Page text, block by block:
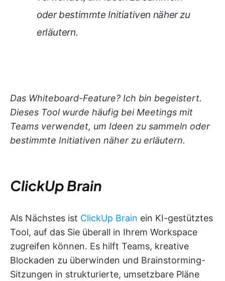
oder bestimmte Initiativen näher zu
erläutern.
Das Whiteboard-Feature? Ich bin begeistert.
Dieses Tool wurde häufig bei Meetings mit
Teams verwendet, um Ideen zu sammeln oder
bestimmte Initiativen näher zu erläutern.
ClickUp Brain
Als Nächstes ist ClickUp Brain ein KI-gestütztes
Tool, auf das Sie überall in Ihrem Workspace
zugreifen können. Es hilft Teams, kreative
Blockaden zu überwinden und Brainstorming-
Sitzungen in strukturierte, umsetzbare Pläne